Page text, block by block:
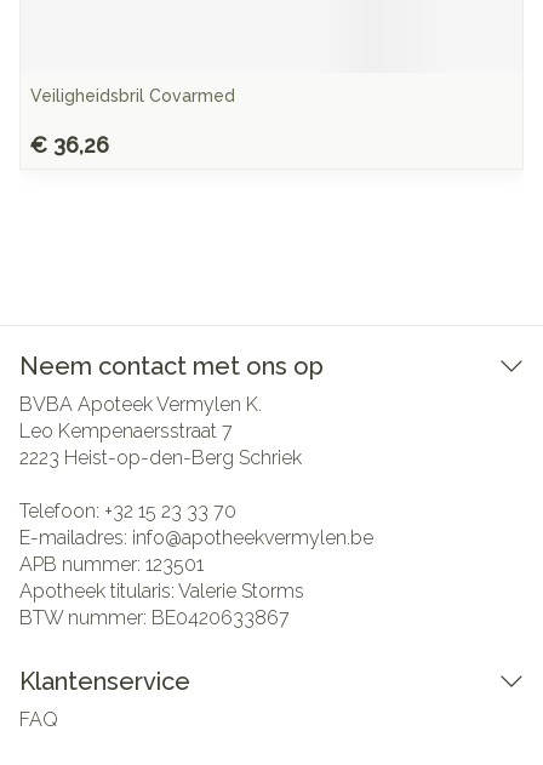
Veiligheidsbril Covarmed
€ 36,26
Neem contact met ons op
BVBA Apoteek Vermylen K.
Leo Kempenaersstraat 7
2223 Heist-op-den-Berg Schriek
Telefoon: +32 15 23 33 70
E-mailadres: info@apotheekvermylen.be
APB nummer: 123501
Apotheek titularis: Valerie Storms
BTW nummer: BE0420633867
Klantenservice
FAQ